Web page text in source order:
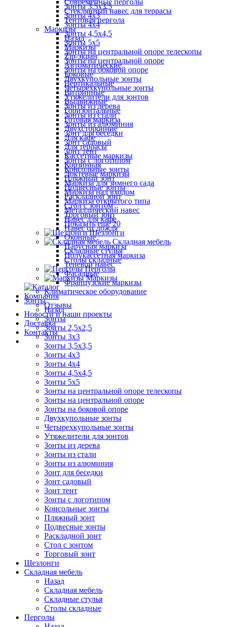
Зонты 3,5х3,5
Зонты 4х3
Зонты 4х4
Зонты 4,5х4,5
Зонты 5х5
Зонты на центральной опоре телескопы
Зонты на центральной опоре
Зонты на боковой опоре
Двухкупольные зонты
Четырехкупольные зонты
Утяжелители для зонтов
Зонты из дерева
Зонты из стали
Зонты из алюминия
Зонт для беседки
Зонт садовый
Зонт тент
Зонты с логотипом
Консольные зонты
Пляжный зонт
Подвесные зонты
Раскладной зонт
Стол с зонтом
Торговый зонт
Показать ещё 20
Шезлонги
Складная мебель
Складные стулья
Столы складные
Перголы
Маркизы
Компания
Отзывы
Новости и наши проекты
Доставка
Контакты
Современные перголы
Стеклянный навес для террасы
Тентовая пергола
Маркизы
Назад
Маркизы
Zip-экран
Автоматические
Боковые
Вертикальные
Витринные
Выдвижные
Горизонтальные
Готовая маркиза
Двухсторонние
Для кафе
Для террасы
Кассетные маркизы
Корзинная
Локтевые маркизы
Маркиза для зимнего сада
Маркиза над входом
Маркиза открытого типа
Металлический навес
Навес для кафе
Навес от дождя
Оконные
Парусная маркиза
Полукассетная маркиза
Теневой навес
Фасадные
Французские маркизы
Климатическое оборудование
Зонты
Назад
Зонты
Зонты 2,5х2,5
Зонты 3х3
Зонты 3,5х3,5
Зонты 4х3
Зонты 4х4
Зонты 4,5х4,5
Зонты 5х5
Зонты на центральной опоре телескопы
Зонты на центральной опоре
Зонты на боковой опоре
Двухкупольные зонты
Четырехкупольные зонты
Утяжелители для зонтов
Зонты из дерева
Зонты из стали
Зонты из алюминия
Зонт для беседки
Зонт садовый
Зонт тент
Зонты с логотипом
Консольные зонты
Пляжный зонт
Подвесные зонты
Раскладной зонт
Стол с зонтом
Торговый зонт
Шезлонги
Складная мебель
Назад
Складная мебель
Складные стулья
Столы складные
Перголы